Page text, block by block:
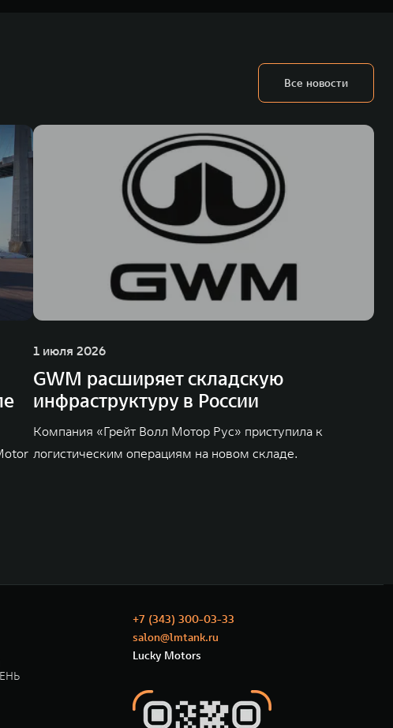
а также 5 предприятий по сборке автомобилей.
Все новости
1 июля 2026
GWM расширяет складскую
инфраструктуру в России
Компания «Грейт Волл Мотор Рус» приступила к
логистическим операциям на новом складе.
+7 (343) 300-03-33
salon@lmtank.ru
Lucky Motors